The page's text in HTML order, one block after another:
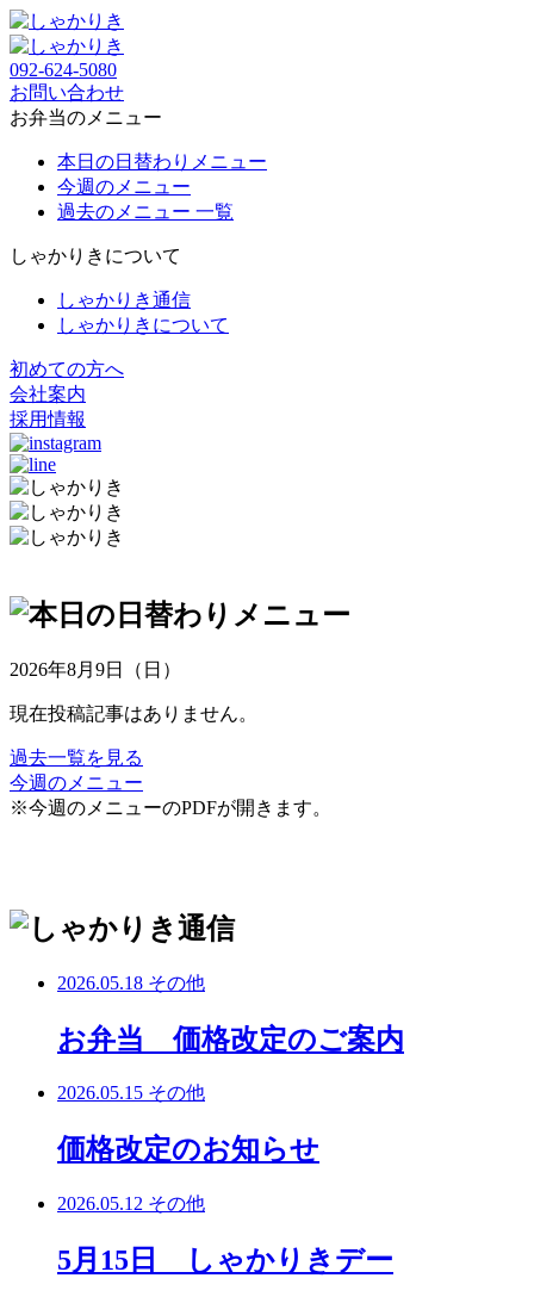
092-624-5080
お問い合わせ
お弁当のメニュー
本日の日替わりメニュー
今週のメニュー
過去のメニュー 一覧
しゃかりきについて
しゃかりき通信
しゃかりきについて
初めての方へ
会社案内
採用情報
2026年8月9日（日）
現在投稿記事はありません。
過去一覧を見る
今週のメニュー
※今週のメニューのPDFが開きます。
2026.05.18 その他
お弁当 価格改定のご案内
2026.05.15 その他
価格改定のお知らせ
2026.05.12 その他
5月15日 しゃかりきデー